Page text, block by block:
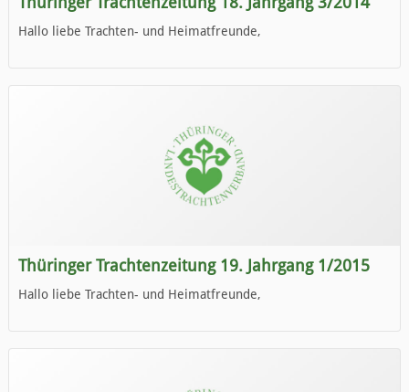
Hallo liebe Trachten- und Heimatfreunde,
Wir wünschen Euch viel Spaß beim Lesen.
Thüringer Trachtenzeitung 19. Jahrgang 1/2015
Hallo liebe Trachten- und Heimatfreunde,
Wir wünschen Euch viel Spaß beim Lesen.